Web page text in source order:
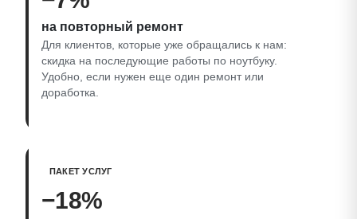
на повторный ремонт
Для клиентов, которые уже обращались к нам:
скидка на последующие работы по ноутбуку.
Удобно, если нужен еще один ремонт или
доработка.
ПАКЕТ УСЛУГ
−18%